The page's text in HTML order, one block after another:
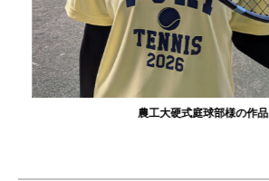
農工大硬式庭球部様の作品